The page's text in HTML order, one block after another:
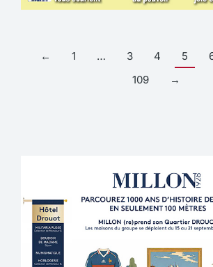
← 1 … 3 4 5
109
→